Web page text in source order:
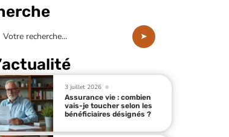
3 juillet 2026
Assurance vie : combien
vais-je toucher selon les
bénéficiaires désignés ?